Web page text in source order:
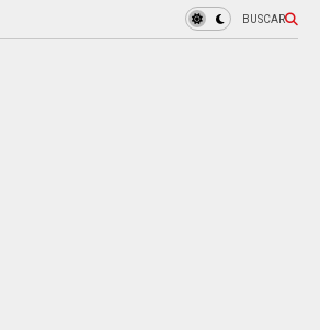
BUSCAR